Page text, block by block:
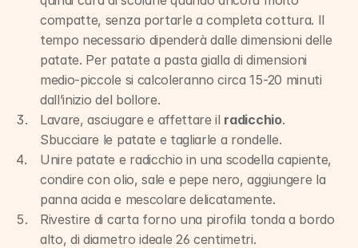
compatte, senza portarle a completa cottura. Il
tempo necessario dipenderà dalle dimensioni delle
patate. Per patate a pasta gialla di dimensioni
medio-piccole si calcoleranno circa 15-20 minuti
dall’inizio del bollore.
Lavare, asciugare e affettare il radicchio.
Sbucciare le patate e tagliarle a rondelle.
Unire patate e radicchio in una scodella capiente,
condire con olio, sale e pepe nero, aggiungere la
panna acida e mescolare delicatamente.
Rivestire di carta forno una pirofila tonda a bordo
alto, di diametro ideale 26 centimetri.